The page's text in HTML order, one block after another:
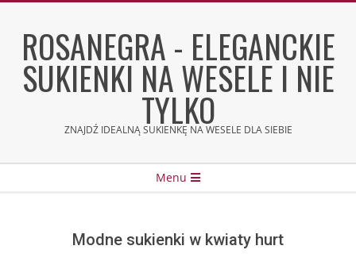
contentROSANEGRA - ELEGANCKIE
SUKIENKI NA WESELE I NIE
TYLKO
ZNAJDŹ IDEALNĄ SUKIENKĘ NA WESELE DLA SIEBIE
Menu
Modne sukienki w kwiaty hurt